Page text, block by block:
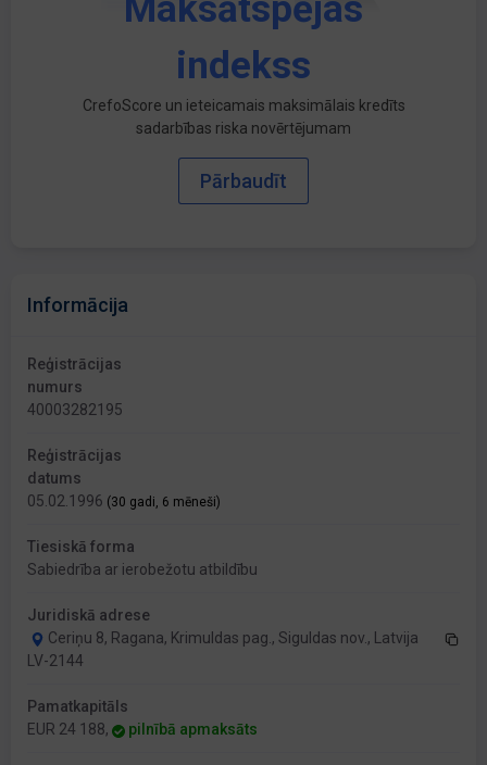
Maksātspējas
indekss
CrefoScore un ieteicamais maksimālais kredīts
sadarbības riska novērtējumam
Pārbaudīt
Informācija
Reģistrācijas
numurs
40003282195
Reģistrācijas
datums
05.02.1996 (30 gadi, 6 mēneši)
Tiesiskā forma
Sabiedrība ar ierobežotu atbildību
Juridiskā adrese
Ceriņu 8, Ragana, Krimuldas pag., Siguldas nov., Latvija
LV-2144
Pamatkapitāls
EUR 24 188,
pilnībā apmaksāts